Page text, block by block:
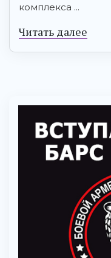
комплекса ...
Читать далее